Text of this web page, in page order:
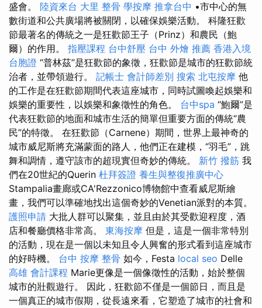
盛會。 陸資來台 大里 整骨 學按摩 推拿台中 •市中心的無
數街道和公共廣場將被關閉，以確保娛樂活動。 科隆狂歡
節最著名的傳統之一是狂歡節王子（Prinz）和農民（鮑
爾）的作用。 指壓課程 台中舒壓 台中 外燴 推薦 香港入境
台胞證 “普林茲”是狂歡節的象徵，狂歡節是城市的狂歡節統
治者，並帶領遊行。 記帳士 會計師差別 搜索 北屯按摩 他
的工作是在狂歡節期間代表這座城市，同時試圖喚起娛樂和
娛樂的重要性，以娛樂和象徵性的角色。 台中spa “鮑爾”是
代表狂歡節的地面和城市生活的簡單但重要方面的傳統“農
民”的特徵。 在狂歡節（Carnene）期間，世界上最神奇的
城市威尼斯將充滿蒙面的路人，他們正在建模，“羽毛”，跳
舞和調情，遵守該市的超現實但奇妙的傳統。 新竹 撥筋 我
們在20世紀的Querin 杜拜簽證 養生與整復推廣中心
Stampalia畫廊或CA'Rezzonico博物館中查看威尼斯繪
畫，我們可以準確地找出這個奇妙的Venetian派對的本質。
護照申請 大批人群可以聚集，並且由於其受歡迎程度，酒
店和餐廳價格非常高。 東海按摩 但是，這是一個非常特別
的活動，現在是一個以未知且令人興奮的形式看到這座城市
的好時機。 台中 按摩 整骨 如今，Festa local seo Delle
高雄 會計課程 Marie更像是一個像徵性的活動，始於整個
城市的壯觀遊行。 因此，狂歡節不僅是一個節日，而且是
一個真正的城市假期，從長遠來看，它塑造了城市的社會和